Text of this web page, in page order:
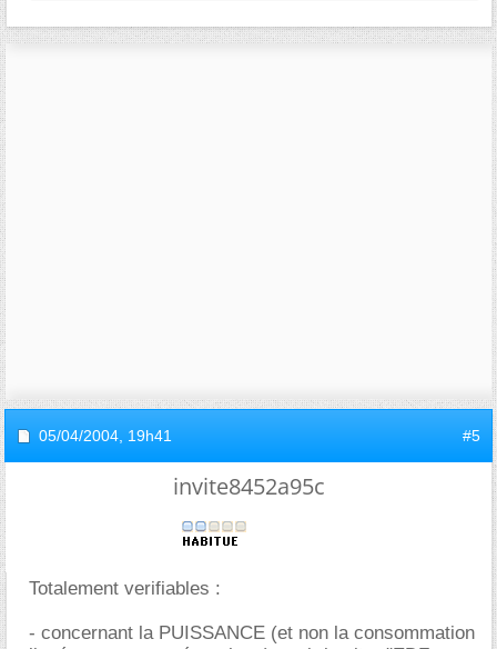
05/04/2004, 19h41 #5
invite8452a95c
Totalement verifiables :
- concernant la PUISSANCE (et non la consommation